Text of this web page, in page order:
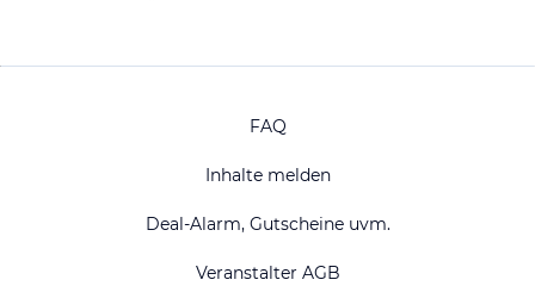
FAQ
Inhalte melden
Deal-Alarm, Gutscheine uvm.
Veranstalter AGB